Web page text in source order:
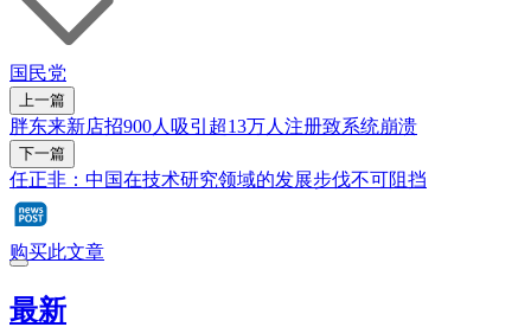
国民党
上一篇
胖东来新店招900人吸引超13万人注册致系统崩溃
下一篇
任正非：中国在技术研究领域的发展步伐不可阻挡
购买此文章
最新